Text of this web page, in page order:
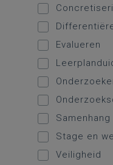
Evalueren
Samenhang
Stage en
Veiligheid